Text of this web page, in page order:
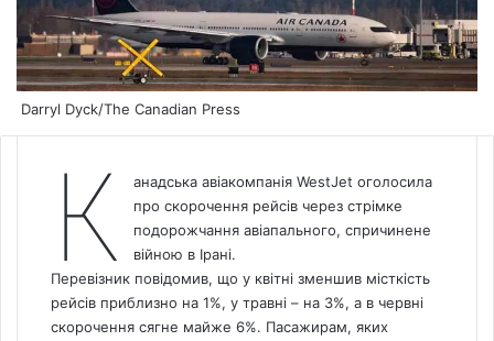
Darryl Dyck/The Canadian Press
К
анадська авіакомпанія WestJet оголосила
про скорочення рейсів через стрімке
подорожчання авіапального, спричинене
війною в Ірані.
Перевізник повідомив, що у квітні зменшив місткість
рейсів приблизно на 1%, у травні – на 3%, а в червні
скорочення сягне майже 6%. Пасажирам, яких